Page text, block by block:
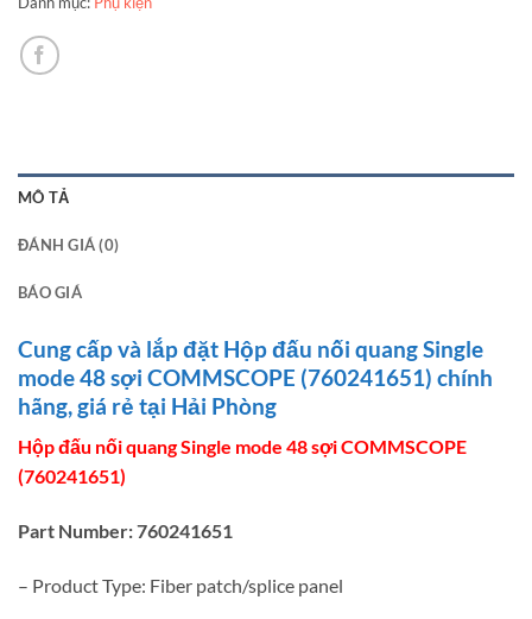
MÔ TẢ
ĐÁNH GIÁ (0)
BÁO GIÁ
Cung cấp và lắp đặt Hộp đấu nối quang Single
mode 48 sợi COMMSCOPE (760241651) chính
hãng, giá rẻ tại Hải Phòng
Hộp đấu nối quang Single mode 48 sợi COMMSCOPE
(760241651)
Part Number: 760241651
– Product Type: Fiber patch/splice panel